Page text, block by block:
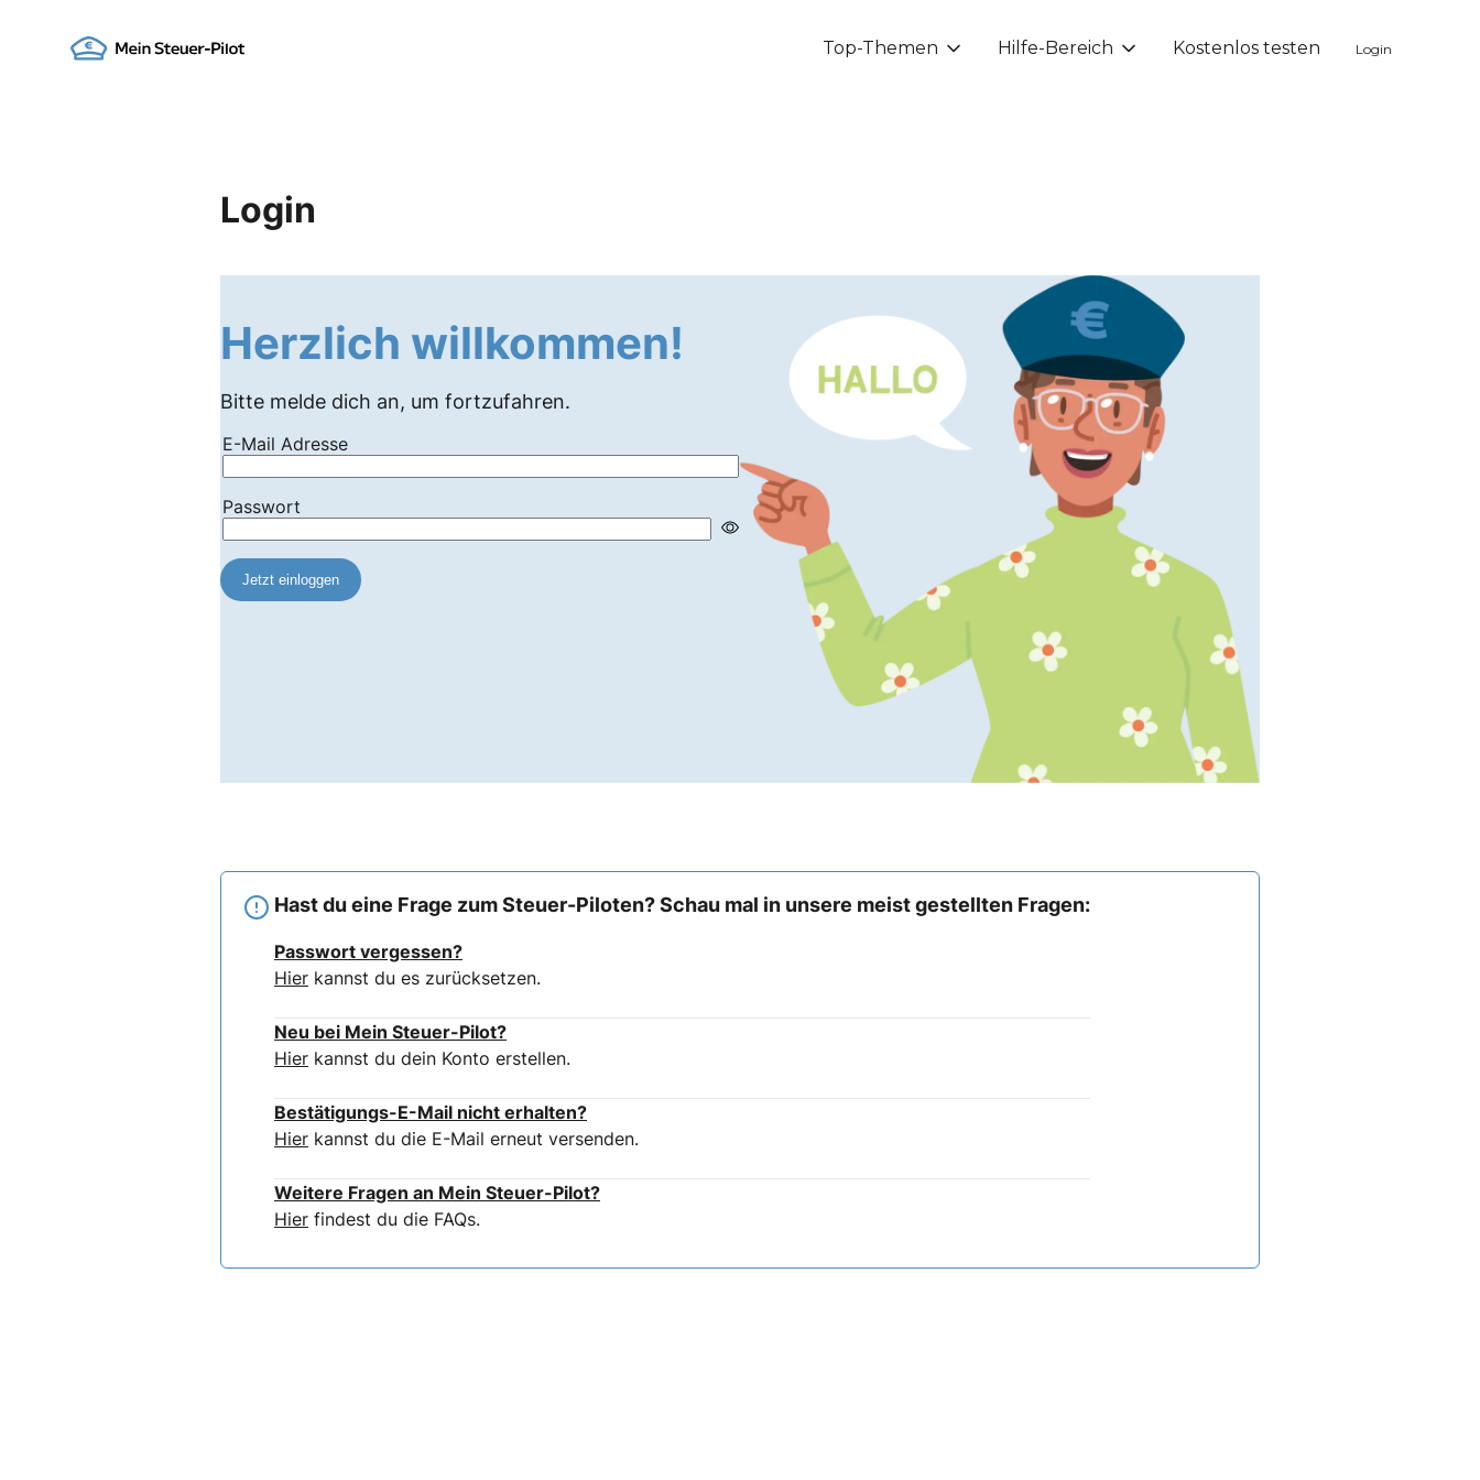
Go to landing page. Top-Themen Hilfe-Bereich Kostenlos testen Login
Login
Herzlich willkommen!
Bitte melde dich an, um fortzufahren.
Hast du eine Frage zum Steuer-Piloten? Schau mal in unsere meist gestellten Fragen:
Passwort vergessen?
Hier kannst du es zurücksetzen.
Neu bei Mein Steuer-Pilot?
Hier kannst du dein Konto erstellen.
Bestätigungs-E-Mail nicht erhalten?
Hier kannst du die E-Mail erneut versenden.
Weitere Fragen an Mein Steuer-Pilot?
Hier findest du die FAQs.